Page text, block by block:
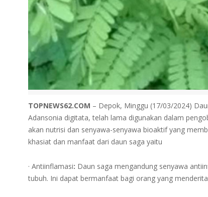
TOPNEWS62.COM – Depok, Minggu (17/03/2024)
Adansonia digitata, telah lama digunakan dalam
akan nutrisi dan senyawa-senyawa bioaktif yang
khasiat dan manfaat dari daun saga yaitu
· Antiinflamasi: Daun saga mengandung senyawa
tubuh. Ini dapat bermanfaat bagi orang yang